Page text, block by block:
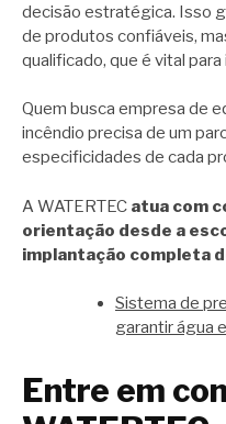
decisão estratégica. Isso
de produtos confiáveis,
qualificado, que é vital
Quem busca empresa de
incêndio precisa de um
especificidades de cada
A WATERTEC atua com
orientação desde a
implantação completa
Sistema de
garantir água
Entre em